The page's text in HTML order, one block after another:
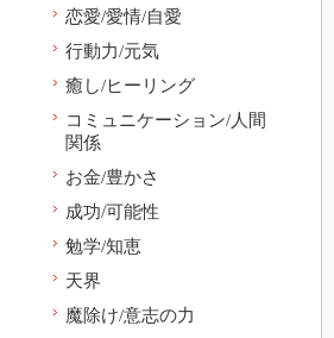
恋愛/愛情/自愛
行動力/元気
癒し/ヒーリング
コミュニケーション/人間
関係
お金/豊かさ
成功/可能性
勉学/知恵
天界
魔除け/意志の力